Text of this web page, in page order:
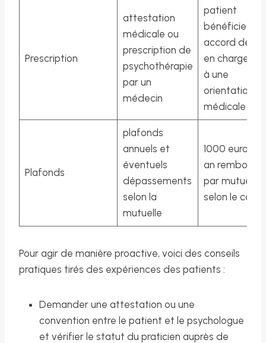
Prescription
attestation
médicale ou
prescription de
psychothérapie
par un
médecin
patient
bénéficie
accord de
en charge
à une
orientation
médicale
Plafonds
plafonds
annuels et
éventuels
dépassements
selon la
mutuelle
1000 euros
an
par mutuelle
selon le
Pour agir de manière proactive, voici des conseils
pratiques tirés des expériences des patients :
Demander une attestation ou une
convention entre le patient et le psychologue
et vérifier le statut du praticien auprès de